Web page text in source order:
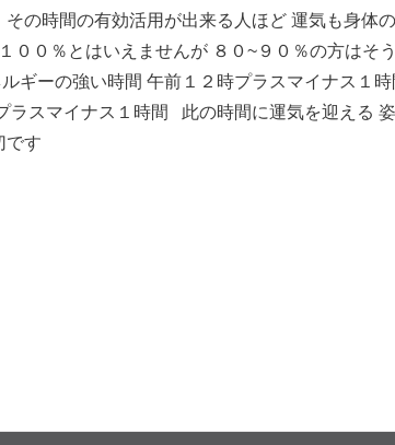
の時間の有効活用が出来る人ほど 運気も身体
００％とはいえませんが ８０~９０％の方はそ
ギーの強い時間 午前１２時プラスマイナス１時
ラスマイナス１時間 此の時間に運気を迎える
です